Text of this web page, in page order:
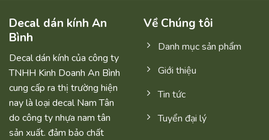
Decal dán kính An
Bình
Decal dán kính của công ty
TNHH Kinh Doanh An Bình
cung cấp ra thị trường hiện
nay là loại decal Nam Tân
do công ty nhựa nam tân
sản xuất. đảm bảo chất
Về Chúng tôi
Danh mục sản phẩm
Giới thiệu
Tin tức
Tuyển đại lý